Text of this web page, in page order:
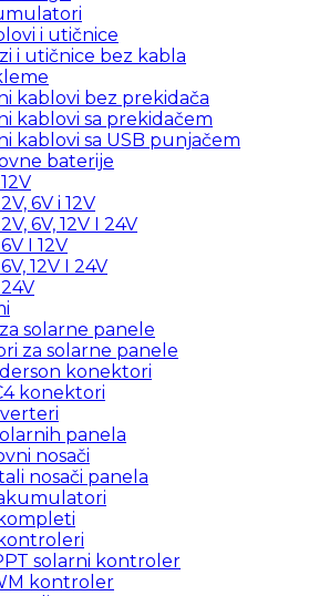
i utičnice
i utičnice bez kabla
kablovi bez prekidača
kablovi sa prekidačem
kablovi sa USB punjačem
baterije
6V i 12V
6V, 12V I 24V
I 12V
12V I 24V
solarne panele
za solarne panele
konektori
konektori
panela
nosači
nosači panela
solarni kontroler
kontroler